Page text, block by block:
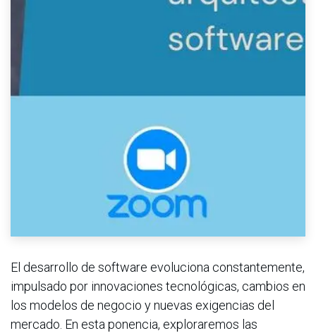
El desarrollo de software evoluciona constantemente,
impulsado por innovaciones tecnológicas, cambios en
los modelos de negocio y nuevas exigencias del
mercado. En esta ponencia, exploraremos las